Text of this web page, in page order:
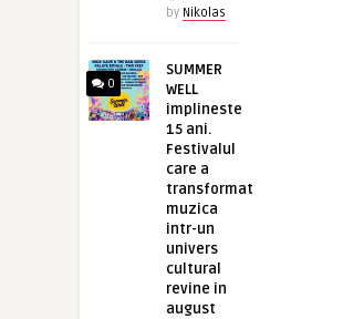
by Nikolas
0
SUMMER
WELL
implineste
15 ani.
Festivalul
care a
transformat
muzica
intr-un
univers
cultural
revine in
august